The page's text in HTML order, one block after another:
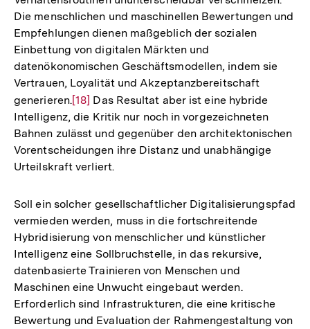
Die menschlichen und maschinellen Bewertungen und
Empfehlungen dienen maßgeblich der sozialen
Einbettung von digitalen Märkten und
datenökonomischen Geschäftsmodellen, indem sie
Vertrauen, Loyalität und Akzeptanzbereitschaft
generieren.Zur
Auflösung
der
Fußnote
[18] Das Resultat aber ist eine hybride
Intelligenz, die Kritik nur noch in vorgezeichneten
Bahnen zulässt und gegenüber den architektonischen
Vorentscheidungen ihre Distanz und unabhängige
Urteilskraft verliert.
Soll ein solcher gesellschaftlicher Digitalisierungspfad
vermieden werden, muss in die fortschreitende
Hybridisierung von menschlicher und künstlicher
Intelligenz eine Sollbruchstelle, in das rekursive,
datenbasierte Trainieren von Menschen und
Maschinen eine Unwucht eingebaut werden.
Erforderlich sind Infrastrukturen, die eine kritische
Bewertung und Evaluation der Rahmengestaltung von